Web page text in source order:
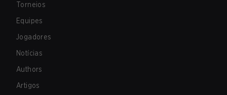
Torneios
Equipes
Jogadores
Notícias
Authors
Artigos